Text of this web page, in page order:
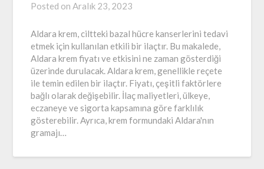
Posted onAralık 23, 2023
Aldara krem, ciltteki bazal hücre kanserlerini tedavi
etmek için kullanılan etkili bir ilaçtır. Bu makalede,
Aldara krem fiyatı ve etkisini ne zaman gösterdiği
üzerinde durulacak. Aldara krem, genellikle reçete
ile temin edilen bir ilaçtır. Fiyatı, çeşitli faktörlere
bağlı olarak değişebilir. İlaç maliyetleri, ülkeye,
eczaneye ve sigorta kapsamına göre farklılık
gösterebilir. Ayrıca, krem formundaki Aldara'nın
gramajı…